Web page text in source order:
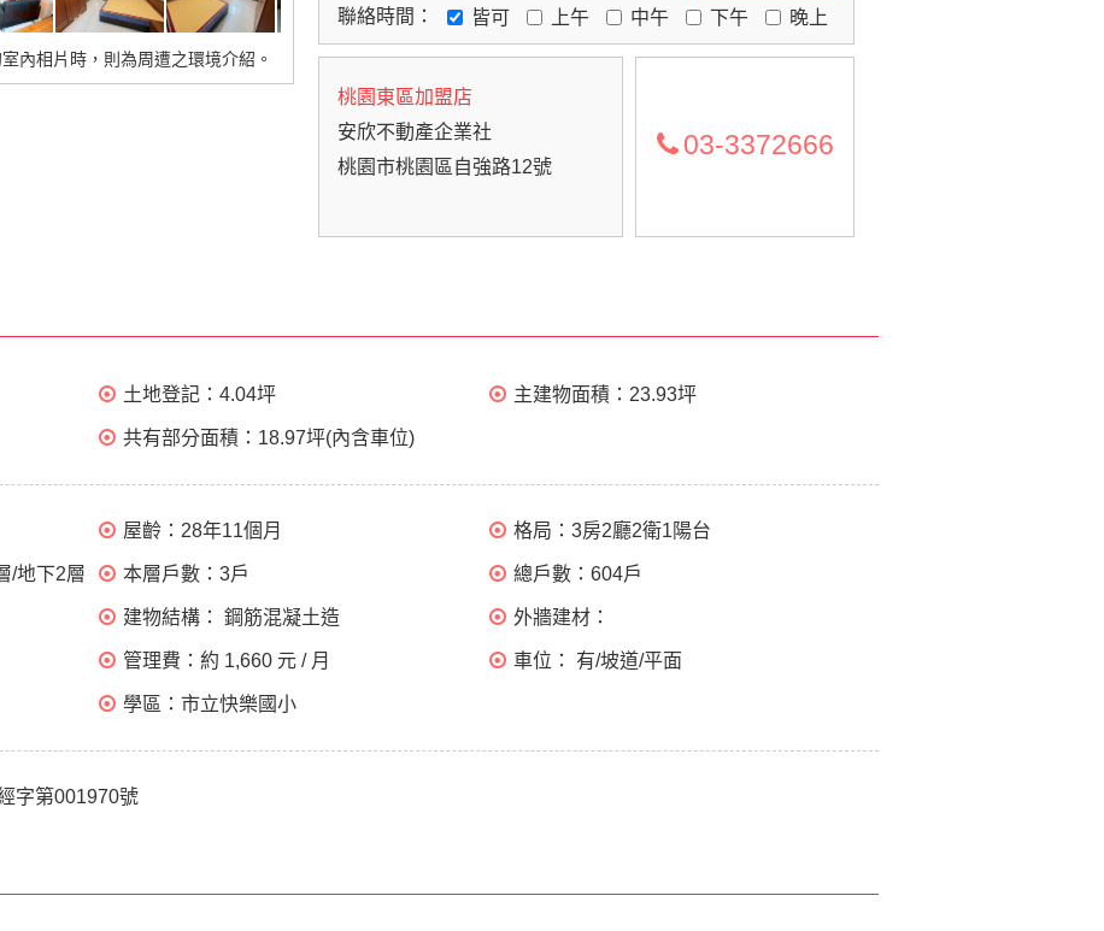
內相片時，則為周遭之環境介紹。
聯絡時間： 皆可 上午 中午 下午 晚上
桃園東區加盟店
安欣不動產企業社
桃園市桃園區自強路12號
03-3372666
土地登記：4.04坪 主建物面積： 23.93坪
共有部分面積： 18.97坪(內含車位)
屋齡： 28年11個月 格局： 3房2廳2衛1陽台
/地下2層 本層戶數：3戶 總戶數： 604戶
建物結構：鋼筋混凝土造 外牆建材：
管理費：約 1,660 元 / 月 車位： 有/坡道/平面
學區：市立快樂國小
字第001970號